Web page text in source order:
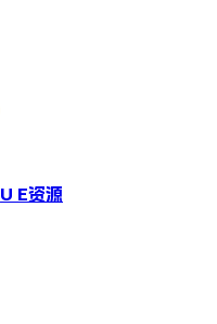
U E资源